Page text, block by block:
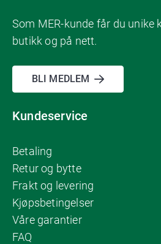
Som MER-kunde får du unike
butikk og på nett.
BLI MEDLEM
Kundeservice
Betaling
Retur og bytte
Frakt og levering
Kjøpsbetingelser
Våre garantier
FAQ